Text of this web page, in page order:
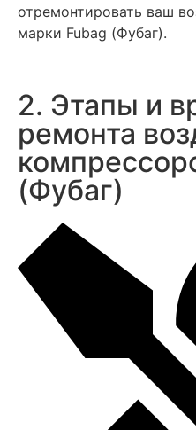
отремонтировать ваш
марки Fubag (Фубаг).
2. Этапы и
ремонта
(Фубаг)